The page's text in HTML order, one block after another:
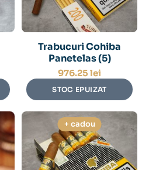
Trabucuri Cohiba
Panetelas (5)
976.25 lei
STOC EPUIZAT
+ cadou